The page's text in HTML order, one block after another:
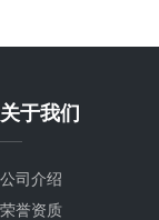
关于我们
公司介绍
荣誉资质